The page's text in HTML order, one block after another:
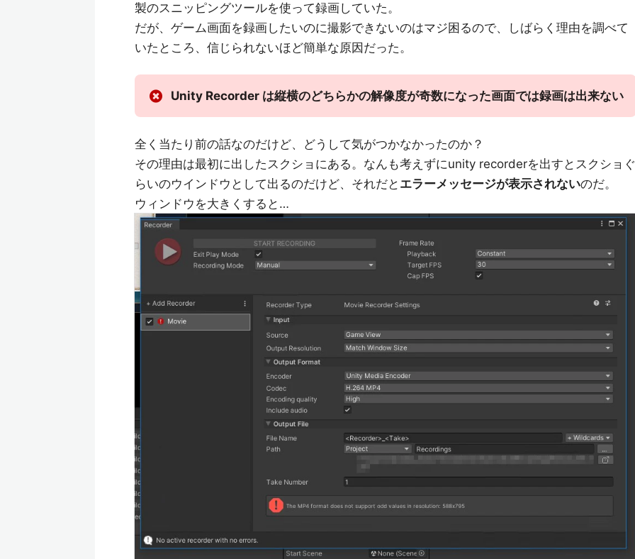
製のスニッピングツールを使って録画していた。
だが、ゲーム画面を録画したいのに撮影できないのはマジ困るので、しばらく理由を調べて
いたところ、信じられないほど簡単な原因だった。
Unity Recorder は縦横のどちらかの解像度が奇数になった画面では録画は出来ない
全く当たり前の話なのだけど、どうして気がつかなかったのか？
その理由は最初に出したスクショにある。なんも考えずにunity recorderを出すとスクショぐ
らいのウインドウとして出るのだけど、それだと エラーメッセージが表示されないのだ。
ウィンドウを大きくすると…